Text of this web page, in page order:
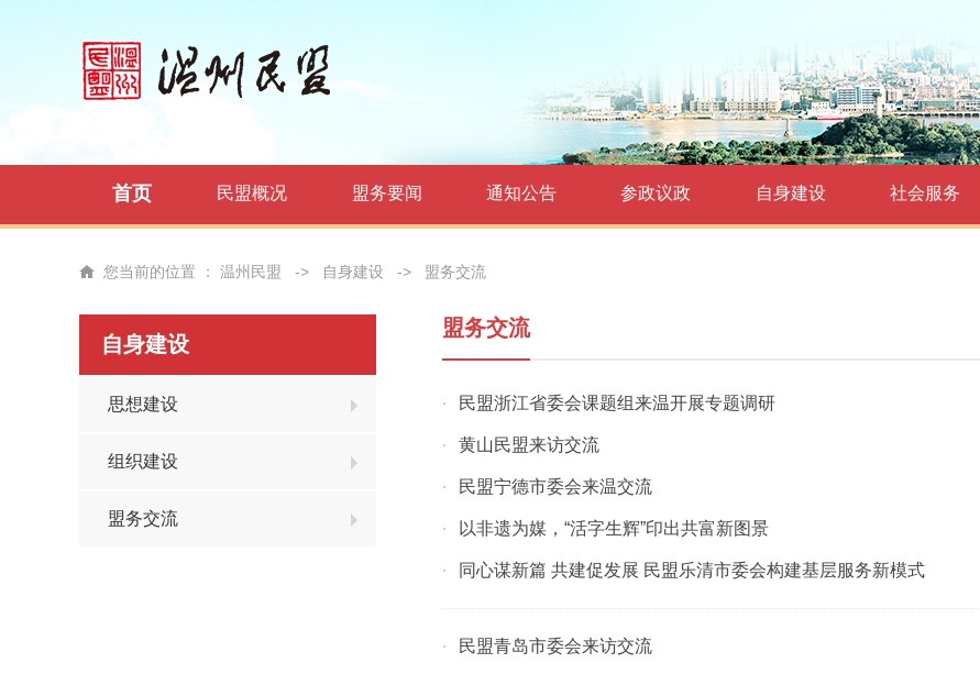
首页 民盟概况 盟务要闻 通知公告 参政议政 自身建设 社会服务
您当前的位置 ： 温州民盟 -> 自身建设 -> 盟务交流
自身建设
思想建设
组织建设
盟务交流
盟务交流
· 民盟浙江省委会课题组来温开展专题调研
· 黄山民盟来访交流
· 民盟宁德市委会来温交流
· 以非遗为媒，“活字生辉”印出共富新图景
· 同心谋新篇 共建促发展 民盟乐清市委会构建基层服务新模式
· 民盟青岛市委会来访交流